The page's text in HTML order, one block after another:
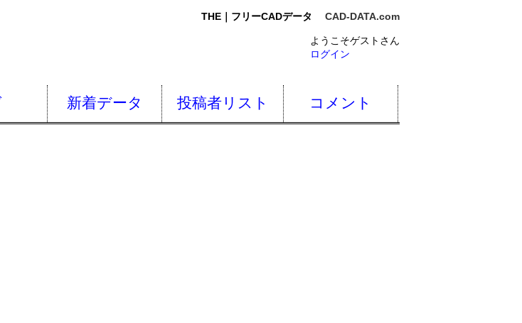
THE｜フリーCADデータ CAD-DATA.com
ようこそゲストさん
ログイン
新着データ 投稿者リスト コメント